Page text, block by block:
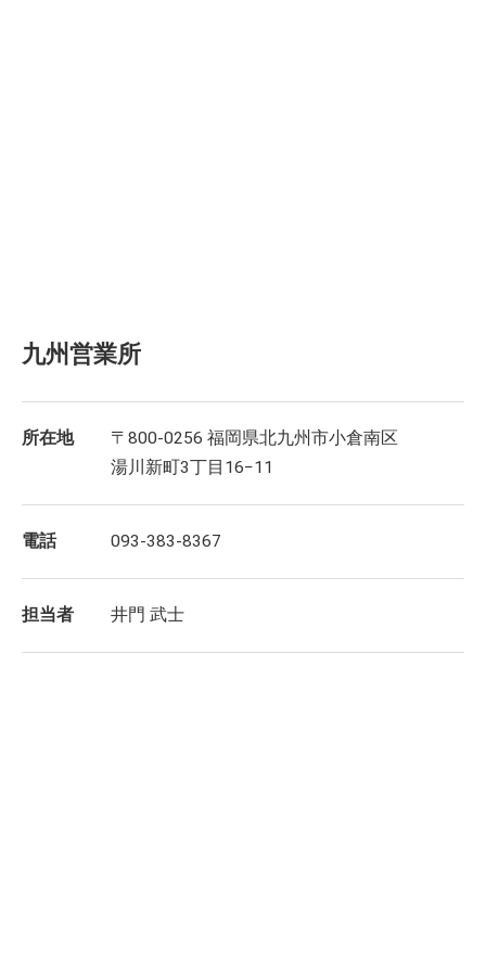
九州営業所
所在地
〒800-0256 福岡県北九州市小倉南区
湯川新町3丁目16−11
電話 093-383-8367
担当者 井門 武士